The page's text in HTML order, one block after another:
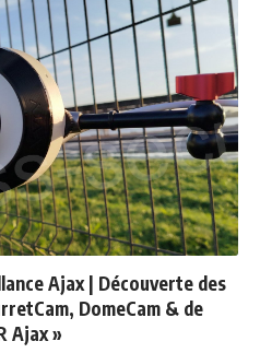
Ajax | Découverte des
DomeCam & de
Ajax »